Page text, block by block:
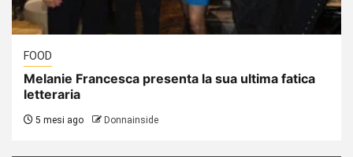
FOOD
Melanie Francesca presenta la sua ultima fatica
letteraria
5 mesi ago Donnainside